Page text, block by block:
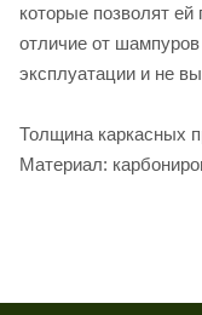
которые позволят
отличие от
эксплуатации и не
Толщина каркасных
Материал: